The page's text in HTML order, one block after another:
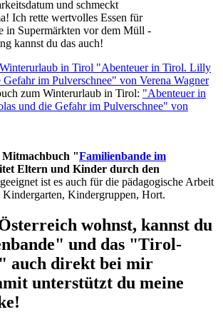
und schmeckt
Ich rette wertvolles Essen für
in Supermärkten vor dem Müll -
kannst du das auch!
zum Winterurlaub in Tirol: "Abenteuer in
und die Gefahr im Pulverschnee" von
"Familienbande im
Eltern und Kinder durch den
ist es auch für die pädagogische Arbeit
Kindergruppen, Hort.
wohnst, kannst du
und das "Tirol-
auch direkt bei mir
unterstützt du meine